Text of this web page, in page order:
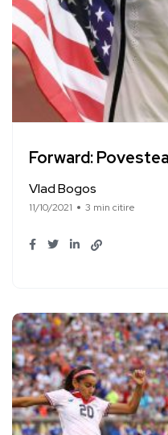
Forward:
Vlad Bogos
11/10/2021 3 min citire